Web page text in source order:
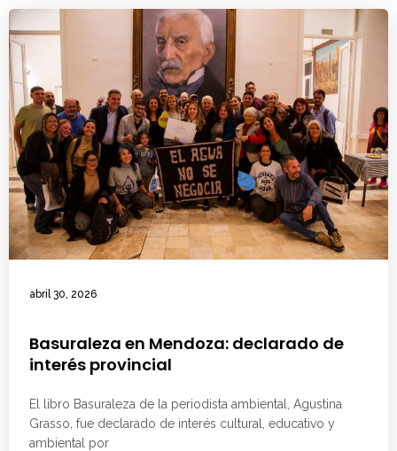
abril 30, 2026
Basuraleza en Mendoza: declarado de
interés provincial
El libro Basuraleza de la periodista ambiental, Agustina
Grasso, fue declarado de interés cultural, educativo y
ambiental por